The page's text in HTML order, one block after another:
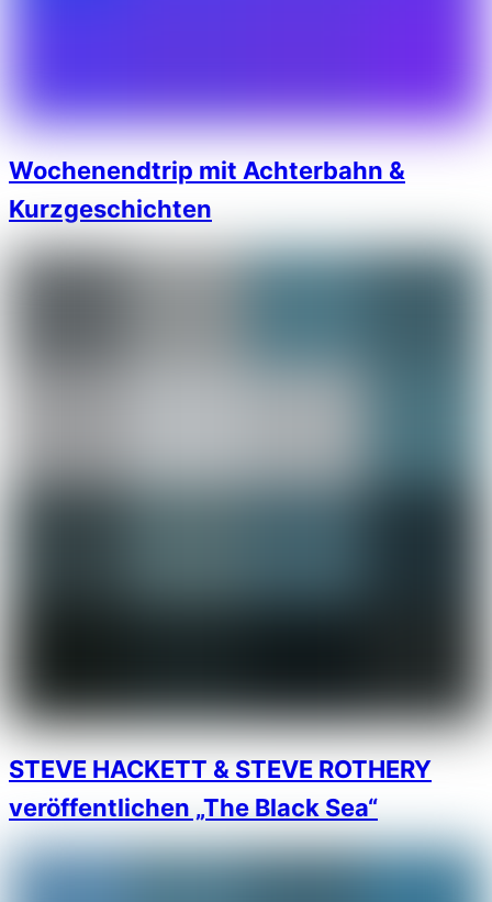
Wochenendtrip mit Achterbahn &
Kurzgeschichten
STEVE HACKETT & STEVE ROTHERY
veröffentlichen „The Black Sea“